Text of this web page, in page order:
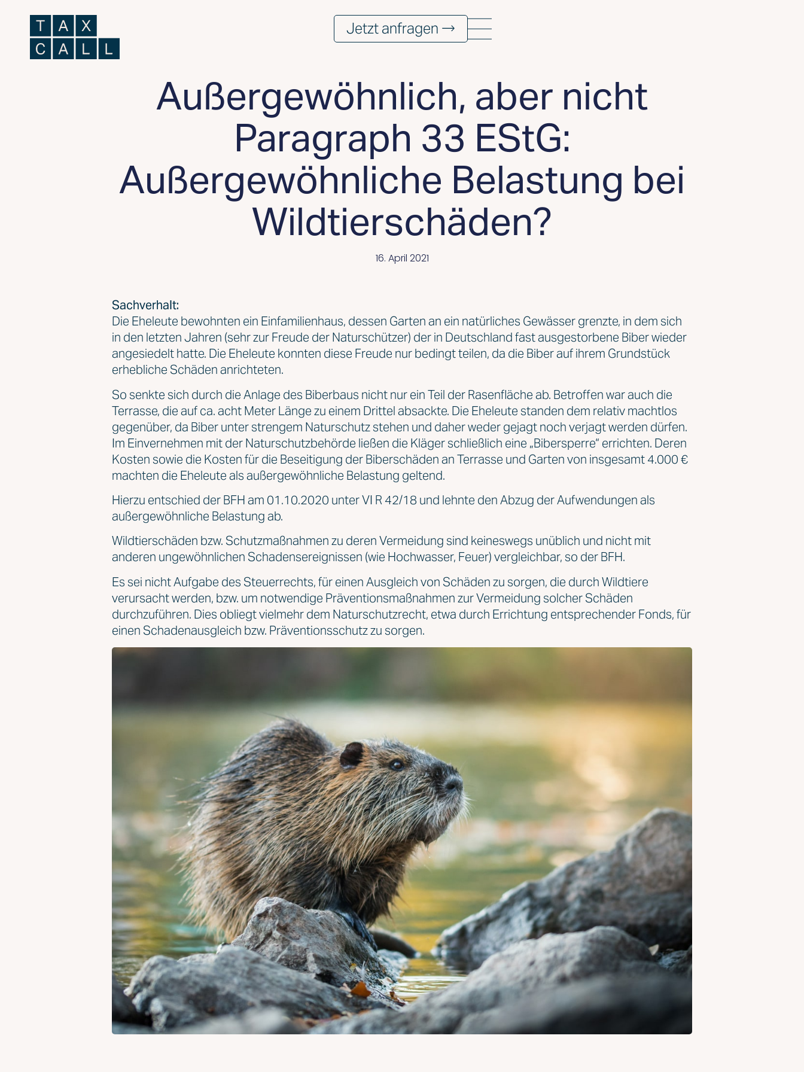
Jetzt anfragen →
Außergewöhnlich, aber nicht
Paragraph 33 EStG:
Außergewöhnliche Belastung bei
Wildtierschäden?
16. April 2021
Sachverhalt:
Die Eheleute bewohnten ein Einfamilienhaus, dessen Garten an ein natürliches Gewässer grenzte, in dem sich
in den letzten Jahren (sehr zur Freude der Naturschützer) der in Deutschland fast ausgestorbene Biber wieder
angesiedelt hatte. Die Eheleute konnten diese Freude nur bedingt teilen, da die Biber auf ihrem Grundstück
erhebliche Schäden anrichteten.
So senkte sich durch die Anlage des Biberbaus nicht nur ein Teil der Rasenfläche ab. Betroffen war auch die
Terrasse, die auf ca. acht Meter Länge zu einem Drittel absackte. Die Eheleute standen dem relativ machtlos
gegenüber, da Biber unter strengem Naturschutz stehen und daher weder gejagt noch verjagt werden dürfen.
Im Einvernehmen mit der Naturschutzbehörde ließen die Kläger schließlich eine „Bibersperre“ errichten. Deren
Kosten sowie die Kosten für die Beseitigung der Biberschäden an Terrasse und Garten von insgesamt 4.000 €
machten die Eheleute als außergewöhnliche Belastung geltend.
Hierzu entschied der BFH am 01.10.2020 unter VI R 42/18 und lehnte den Abzug der Aufwendungen als
außergewöhnliche Belastung ab.
Wildtierschäden bzw. Schutzmaßnahmen zu deren Vermeidung sind keineswegs unüblich und nicht mit
anderen ungewöhnlichen Schadensereignissen (wie Hochwasser, Feuer) vergleichbar, so der BFH.
Es sei nicht Aufgabe des Steuerrechts, für einen Ausgleich von Schäden zu sorgen, die durch Wildtiere
verursacht werden, bzw. um notwendige Präventionsmaßnahmen zur Vermeidung solcher Schäden
durchzuführen. Dies obliegt vielmehr dem Naturschutzrecht, etwa durch Errichtung entsprechender Fonds, für
einen Schadenausgleich bzw. Präventionsschutz zu sorgen.